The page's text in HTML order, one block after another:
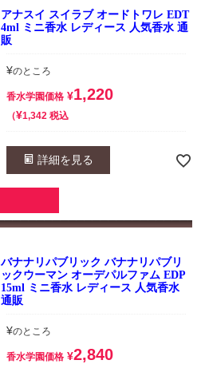
アナスイ スイラブ オードトワレ EDT
4ml ミニ香水 レディース 人気香水 通
販
¥のところ
香水学園価格 ¥1,220
¥1,342 税込
詳細を見る
バナナリパブリック バナナリパブリ
ックウーマン オーデパルファム EDP
15ml ミニ香水 レディース 人気香水
通販
¥のところ
香水学園価格 ¥2,840